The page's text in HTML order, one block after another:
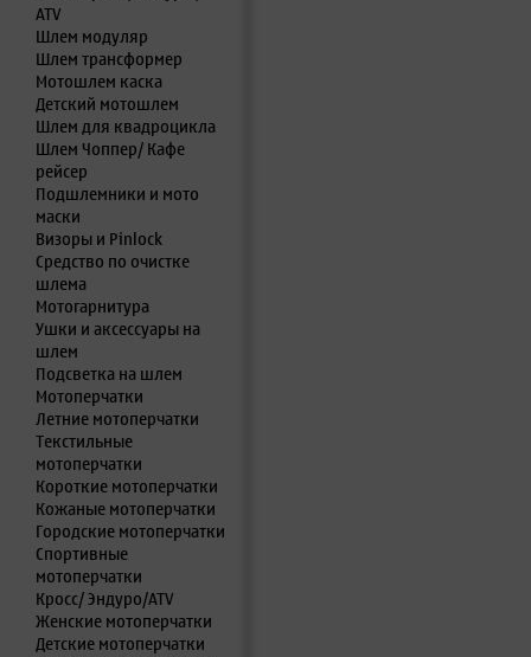
ATV
Шлем модуляр
Шлем трансформер
Мотошлем каска
Детский мотошлем
Шлем для квадроцикла
Шлем Чоппер/ Кафе
рейсер
Подшлемники и мото
маски
Визоры и Pinlock
Средство по очистке
шлема
Мотогарнитура
Ушки и аксессуары на
шлем
Подсветка на шлем
Мотоперчатки
Летние мотоперчатки
Текстильные
мотоперчатки
Короткие мотоперчатки
Кожаные мотоперчатки
Городские мотоперчатки
Спортивные
мотоперчатки
Кросс/ Эндуро/ATV
Женские мотоперчатки
Детские мотоперчатки